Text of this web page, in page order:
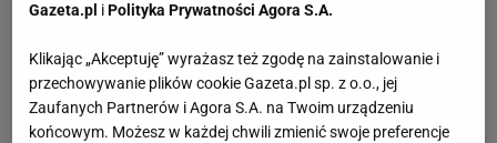
Gazeta.pl iPolityka Prywatności Agora S.A.
Klikając „Akceptuję” wyrażasz też zgodę na zainstalowanie i
przechowywanie plików cookie Gazeta.pl sp. z o.o., jej
Zaufanych Partnerów i Agora S.A. na Twoim urządzeniu
końcowym. Możesz w każdej chwili zmienić swoje preferencje